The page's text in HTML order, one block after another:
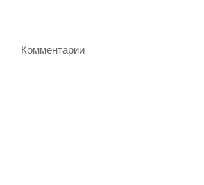
Комментарии